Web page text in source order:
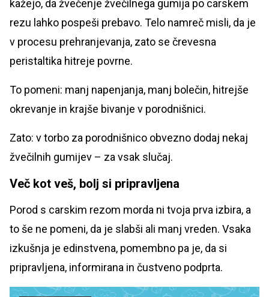
kažejo, da žvečenje žvečilnega gumija po carskem
rezu lahko pospeši prebavo. Telo namreč misli, da je
v procesu prehranjevanja, zato se črevesna
peristaltika hitreje povrne.
To pomeni: manj napenjanja, manj bolečin, hitrejše
okrevanje in krajše bivanje v porodnišnici.
Zato: v torbo za porodnišnico obvezno dodaj nekaj
žvečilnih gumijev – za vsak slučaj.
Več kot veš, bolj si pripravljena
Porod s carskim rezom morda ni tvoja prva izbira, a
to še ne pomeni, da je slabši ali manj vreden. Vsaka
izkušnja je edinstvena, pomembno pa je, da si
pripravljena, informirana in čustveno podprta.